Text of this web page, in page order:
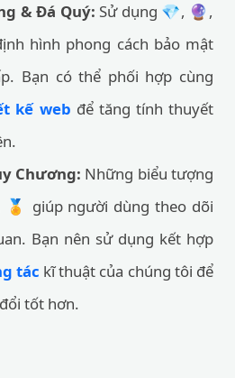
& Đá Quý: Sử dụng 💎, 🔮,
hình phong cách bảo mật
Bạn có thể phối hợp cùng
kế web để tăng tính thuyết
Chương: Những biểu tượng
giúp người dùng theo dõi
Bạn nên sử dụng kết hợp
tác kĩ thuật của chúng tôi để
tốt hơn.